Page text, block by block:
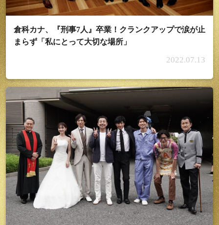
倉科カナ、『刑事7人』卒業！クランクアップで涙が止
まらず「私にとって大切な場所」
2022.07.13